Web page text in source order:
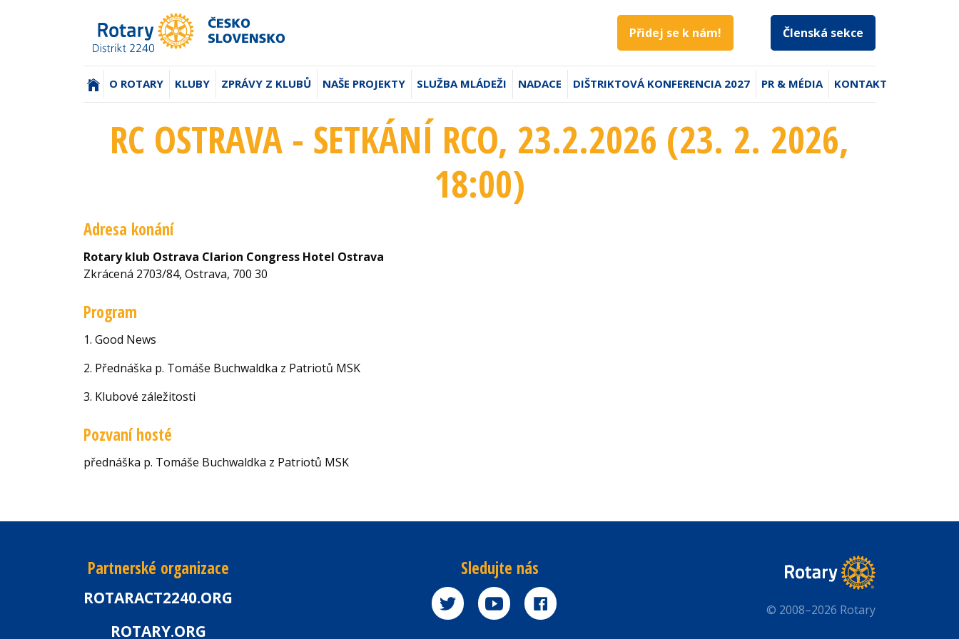
Přidej se k nám! Členská sekce
(AKTUÁLNÍ)
O ROTARY KLUBY ZPRÁVY Z KLUBŮ NAŠE PROJEKTY SLUŽBA MLÁDEŽI NADACE DIŠTRIKTOVÁ KONFERENCIA 2027 PR & MÉDIA KONTAKT
RC OSTRAVA - SETKÁNÍ RCO, 23.2.2026 (23. 2. 2026,
18:00)
Adresa konání
Rotary klub Ostrava Clarion Congress Hotel Ostrava
Zkrácená 2703/84, Ostrava, 700 30
Program
1. Good News
2. Přednáška p. Tomáše Buchwaldka z Patriotů MSK
3. Klubové záležitosti
Pozvaní hosté
přednáška p. Tomáše Buchwaldka z Patriotů MSK
Partnerské organizace
ROTARACT2240.ORG
ROTARY.ORG
Sledujte nás
© 2008–2026 Rotary